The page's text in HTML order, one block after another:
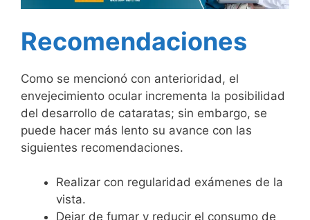
Recomendaciones
Como se mencionó con anterioridad, el
envejecimiento ocular incrementa la posibilidad
del desarrollo de cataratas; sin embargo, se
puede hacer más lento su avance con las
siguientes recomendaciones.
Realizar con regularidad exámenes de la
vista.
Dejar de fumar y reducir el consumo de